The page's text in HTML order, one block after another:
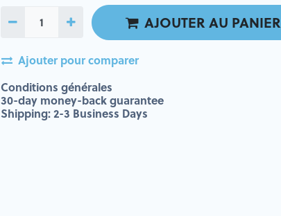
AJOUTER AU PANIER
Ajouter pour comparer
Conditions générales
30-day money-back guarantee
Shipping: 2-3 Business Days